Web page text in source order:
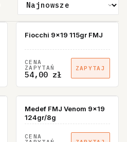
Fiocchi 9x19 115gr FMJ
CENA
ZAPYTAŃ
54,00 zł
ZAPYTAJ
Medef FMJ Venom 9x19
124gr/8g
CENA